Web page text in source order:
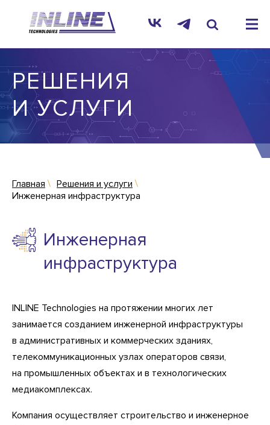
РЕШЕНИЯ
И УСЛУГИ
Главная
Решения и услуги
Инженерная инфраструктура
Инженерная
инфраструктура
INLINE Technologies на протяжении многих лет
занимается созданием инженерной инфраструктуры
в административных и коммерческих зданиях,
телекоммуникационных узлах операторов связи,
на промышленных объектах и в технологических
медиакомплексах.
Компания осуществляет строительство и инженерное